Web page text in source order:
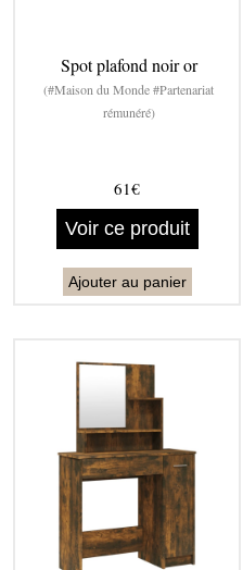
Spot plafond noir or
(#Maison du Monde #Partenariat
rémunéré)
61€
Voir ce produit
Ajouter au panier